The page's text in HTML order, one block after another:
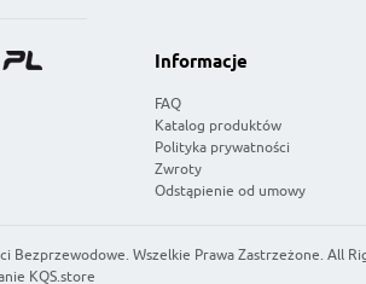
Informacje
FAQ
Katalog produktów
Polityka prywatności
Zwroty
Odstąpienie od umowy
Bezprzewodowe. Wszelkie Prawa Zastrzeżone. All
KQS.store